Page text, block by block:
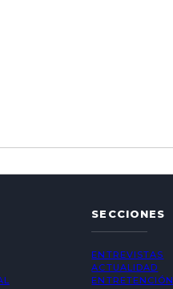
SECCIONES
ENTREVISTAS
ACTUALIDAD
ENTRETENCIÓN